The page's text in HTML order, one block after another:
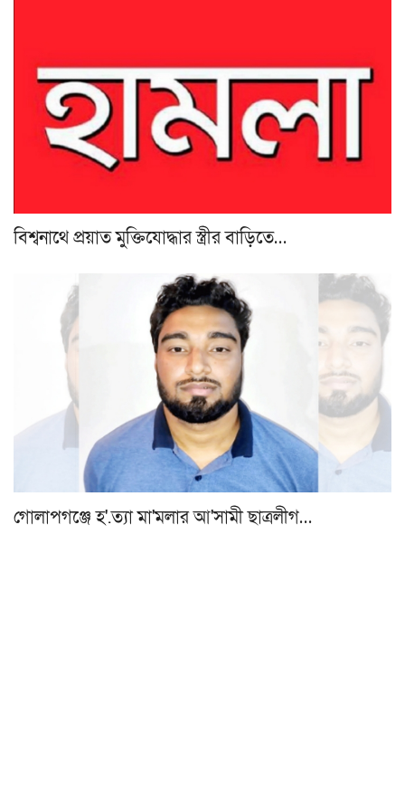
বিশ্বনাথে প্রয়াত মুক্তিযোদ্ধার স্ত্রীর বাড়িতে…
গোলাপগঞ্জে হ'.ত্যা মা'মলার আ'সামী ছাত্রলীগ…